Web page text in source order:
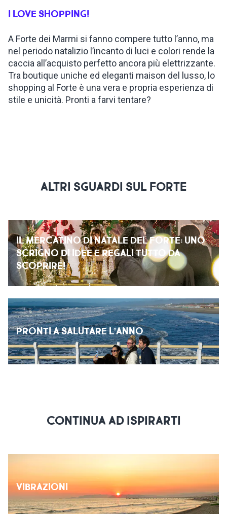
ISPIRAZIONI
WEBCAM
CONTATTI
I LOVE SHOPPING!
A Forte dei Marmi si fanno compere tutto l’anno, ma
nel periodo natalizio l’incanto di luci e colori rende la
caccia all’acquisto perfetto ancora più elettrizzante.
Tra boutique uniche ed eleganti maison del lusso, lo
shopping al Forte è una vera e propria esperienza di
stile e unicità. Pronti a farvi tentare?
ALTRI SGUARDI SUL FORTE
IL MERCATINO DI NATALE DEL FORTE: UNO
SCRIGNO DI IDEE E REGALI TUTTO DA
SCOPRIRE!
PRONTI A SALUTARE L’ANNO
CONTINUA AD ISPIRARTI
VIBRAZIONI